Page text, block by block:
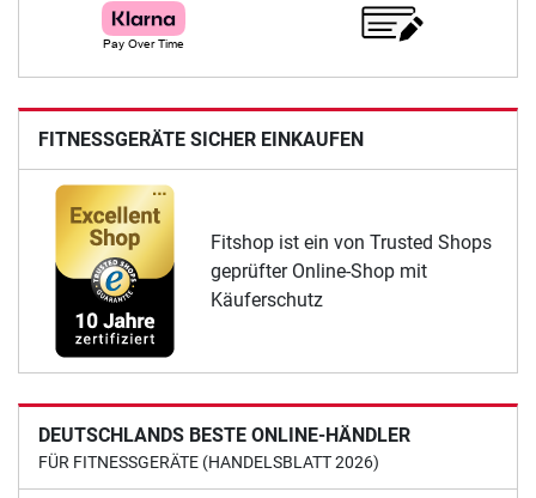
FITNESSGERÄTE SICHER EINKAUFEN
Fitshop ist ein von Trusted Shops
geprüfter Online-Shop mit
Käuferschutz
DEUTSCHLANDS BESTE ONLINE-HÄNDLER
FÜR FITNESSGERÄTE (HANDELSBLATT 2026)